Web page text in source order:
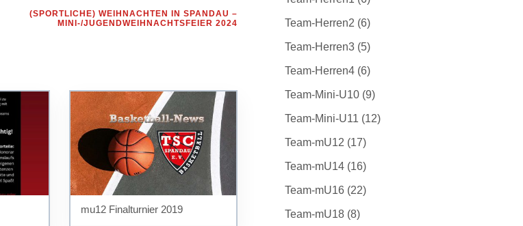
(SPORTLICHE) WEIHNACHTEN IN SPANDAU –
MINI-/JUGENDWEIHNACHTSFEIER 2024
mu12 Finalturnier 2019
Team-Herren2 (6)
Team-Herren3(5)
Team-Herren4(6)
Team-Mini-U10(9)
Team-Mini-U11 (12)
Team-mU12 (17)
Team-mU14(16)
Team-mU16(22)
Team-mU18(8)